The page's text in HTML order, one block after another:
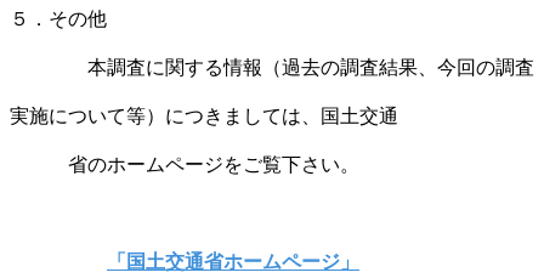
５．その他
本調査に関する情報（過去の調査結果、今回の調査
実施について等）につきましては、国土交通
省のホームページをご覧下さい。
「国土交通省ホームページ」